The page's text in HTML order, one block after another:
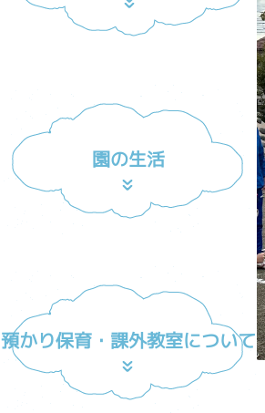
園の生活
預かり保育・課外教室について